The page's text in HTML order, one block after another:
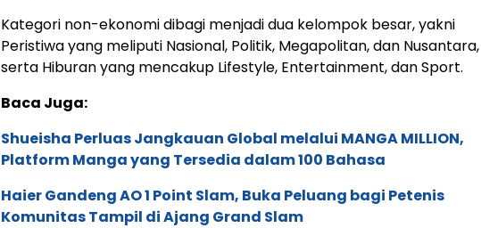
Kategori non-ekonomi dibagi menjadi dua kelompok besar, yakni
Peristiwa yang meliputi Nasional, Politik, Megapolitan, dan Nusantara,
serta Hiburan yang mencakup Lifestyle, Entertainment, dan Sport.
Baca Juga:
Shueisha Perluas Jangkauan Global melalui MANGA MILLION,
Platform Manga yang Tersedia dalam 100 Bahasa
Haier Gandeng AO 1 Point Slam, Buka Peluang bagi Petenis
Komunitas Tampil di Ajang Grand Slam